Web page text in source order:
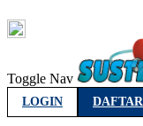
Toggle Nav
LOGIN DAFTAR